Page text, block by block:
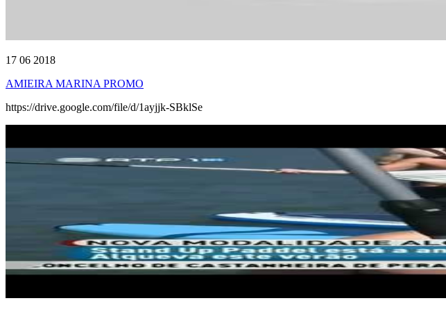
17 06 2018
AMIEIRA MARINA PROMO
https://drive.google.com/file/d/1ayjjk-SBklSe